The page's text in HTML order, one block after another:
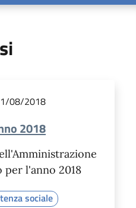
08/2018
2018
per l'anno 2018
sociale